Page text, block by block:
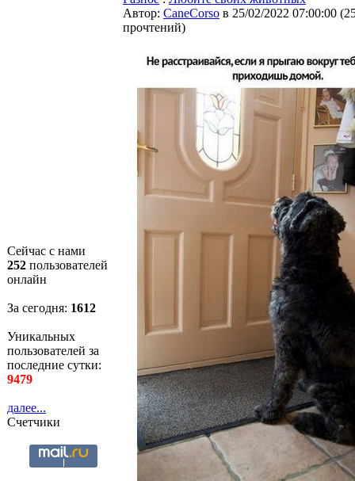
Сейчас с нами
252 пользователей
онлайн
За сегодня: 1612
Уникальных
пользователей за
последние сутки:
9479
далее...
Счетчики
Автор: CaneCorso в 25/02/2022 07:00:00 (
прочтений)